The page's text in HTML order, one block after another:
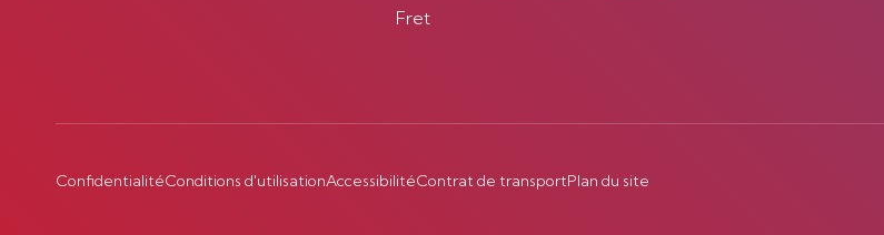
Fret
ConfidentialitéConditions d'utilisationAccessibilitéContrat de transportPlan du site